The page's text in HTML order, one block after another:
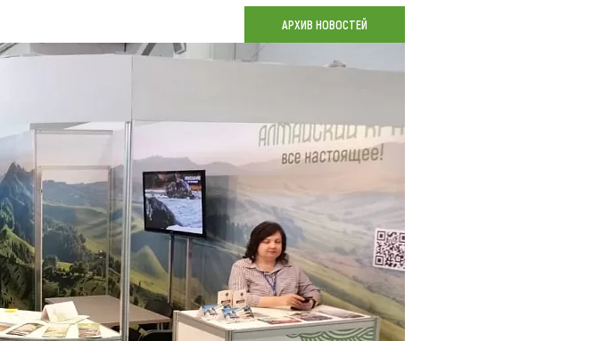
Люди, прославившие Алтай
Карты и буклеты
Коллекция впечатлений
Блог путешественника
Фотогалерея
АРХИВ НОВОСТЕЙ